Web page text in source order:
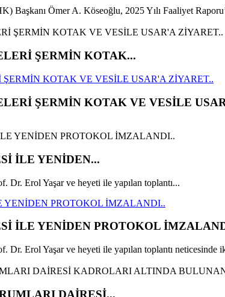
Başkanı Ömer A. Köseoğlu, 2025 Yılı Faaliyet
ŞERMİN KOTAK...
KOTAK VE VESİLE USAR'A ZİYARET..
ŞERMİN KOTAK VE VESİLE
İLE YENİDEN...
Dr. Erol Yaşar ve heyeti ile yapılan toplantı...
YENİDEN PROTOKOL İMZALANDI..
İLE YENİDEN PROTOKOL
Dr. Erol Yaşar ve heyeti ile yapılan toplantı
DAİRESİ...